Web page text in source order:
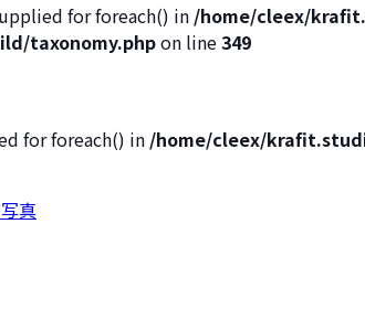
for foreach() in /home/cleex/
taxonomy.phpon line349
for foreach() in /home/cleex/